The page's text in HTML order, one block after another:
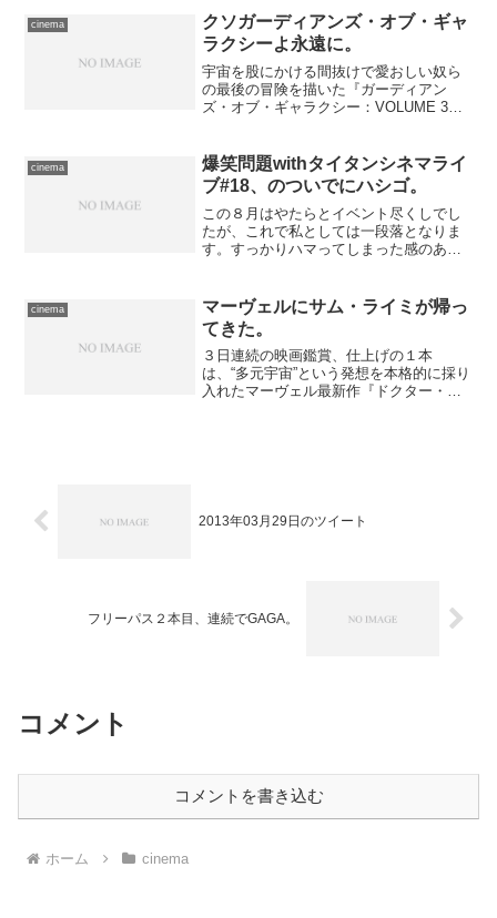
くなってしまったので、電...
cinema
クソガーディアンズ・オブ・ギャ
ラクシーよ永遠に。
宇宙を股にかける間抜けで愛おしい奴ら
の最後の冒険を描いた『ガーディアン
ズ・オブ・ギャラクシー：VOLUME 3』
cinema
爆笑問題withタイタンシネマライ
ブ#18、のついでにハシゴ。
この８月はやたらとイベント尽くしでし
たが、これで私としては一段落となりま
す。すっかりハマってしまった感のある
け。 せっかく出かけるのだからこれだ
けにしたくない、と前々からス...
cinema
マーヴェルにサム・ライミが帰っ
てきた。
３日連続の映画鑑賞、仕上げの１本
は、“多元宇宙”という発想を本格的に採り
入れたマーヴェル最新作『ドクター・ス
2013年03月29日のツイート
フリーパス２本目、連続でGAGA。
コメント
コメントを書き込む
ホーム cinema